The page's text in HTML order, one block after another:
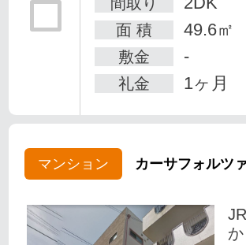
面 積 49.6㎡
敷金 -
礼金 1ヶ月
マンション カーサフォルツ